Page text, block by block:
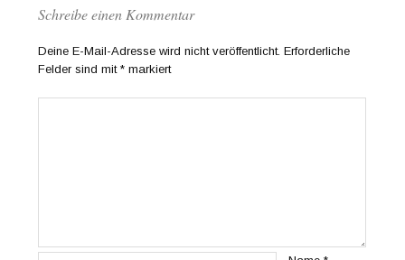
Schreibe einen Kommentar
Deine E-Mail-Adresse wird nicht veröffentlicht. Erforderliche
Felder sind mit* markiert